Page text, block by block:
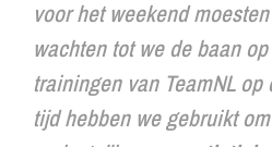
voor het weekend
wachten tot we de baan
trainingen van TeamNL
tijd hebben we gebruikt